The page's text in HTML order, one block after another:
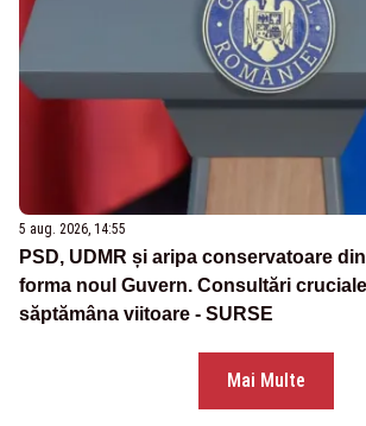
5 aug. 2026, 14:55
PSD, UDMR și aripa conservatoare
forma noul Guvern. Consultări
săptămâna viitoare - SURSE
Mai Multe